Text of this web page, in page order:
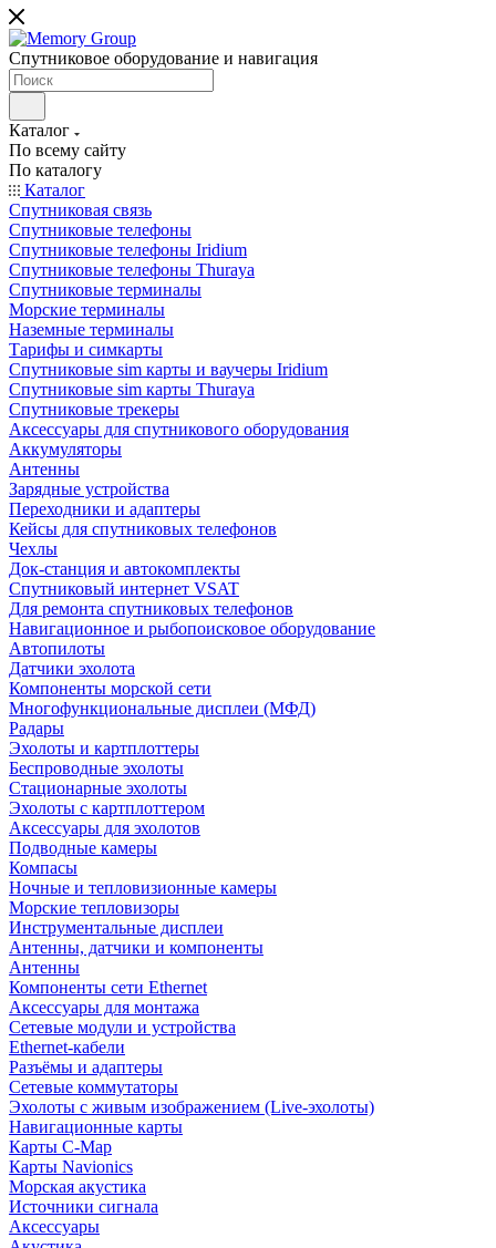
Спутниковое оборудование и навигация
Каталог
По всему сайту
По каталогу
Каталог
Спутниковая связь
Спутниковые телефоны
Спутниковые телефоны Iridium
Спутниковые телефоны Thuraya
Спутниковые терминалы
Морские терминалы
Наземные терминалы
Тарифы и симкарты
Спутниковые sim карты и ваучеры Iridium
Спутниковые sim карты Thuraya
Спутниковые трекеры
Аксессуары для спутникового оборудования
Аккумуляторы
Антенны
Зарядные устройства
Переходники и адаптеры
Кейсы для спутниковых телефонов
Чехлы
Док-станция и автокомплекты
Спутниковый интернет VSAT
Для ремонта спутниковых телефонов
Навигационное и рыбопоисковое оборудование
Автопилоты
Датчики эхолота
Компоненты морской сети
Многофункциональные дисплеи (МФД)
Радары
Эхолоты и картплоттеры
Беспроводные эхолоты
Стационарные эхолоты
Эхолоты с картплоттером
Аксессуары для эхолотов
Подводные камеры
Компасы
Ночные и тепловизионные камеры
Морские тепловизоры
Инструментальные дисплеи
Антенны, датчики и компоненты
Антенны
Компоненты сети Ethernet
Аксессуары для монтажа
Сетевые модули и устройства
Ethernet-кабели
Разъёмы и адаптеры
Сетевые коммутаторы
Эхолоты с живым изображением (Live-эхолоты)
Навигационные карты
Карты C-Map
Карты Navionics
Морская акустика
Источники сигнала
Аксессуары